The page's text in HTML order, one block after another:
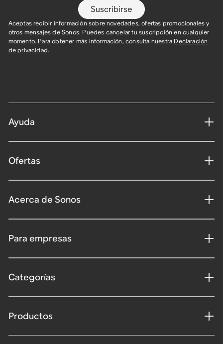
Suscribirse
Aceptas recibir información sobre novedades, ofertas promocionales y
otros mensajes de Sonos. Puedes cancelar tu suscripción en cualquier
momento. Para obtener más información, consulta nuestra Declaración
de privacidad.
Ayuda
Ofertas
Acerca de Sonos
Para empresas
Categorías
Productos